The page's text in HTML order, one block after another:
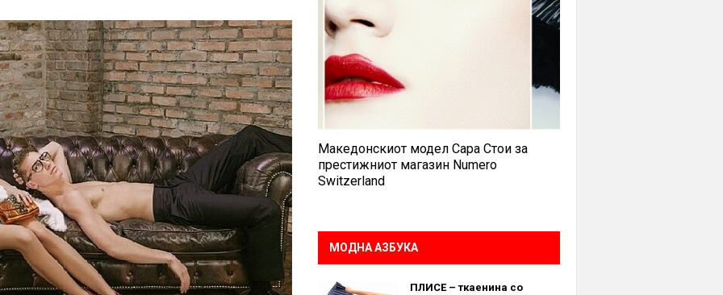
Македонскиот модел Сара Стои за
престижниот магазин Numero
Switzerland
МОДНА АЗБУКА
ПЛИСЕ – ткаенина со